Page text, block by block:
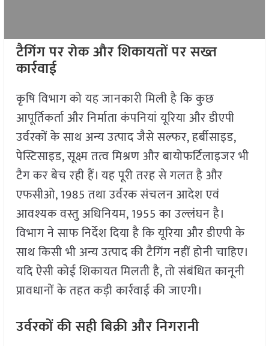
टैगिंग पर रोक और शिकायतों पर सख्त
कार्रवाई
कृषि विभाग को यह जानकारी मिली है कि कुछ
आपूर्तिकर्ता और निर्माता कंपनियां यूरिया और डीएपी
उर्वरकों के साथ अन्य उत्पाद जैसे सल्फर, हर्बीसाइड,
पेस्टिसाइड, सूक्ष्म तत्व मिश्रण और बायोफर्टिलाइजर भी
टैग कर बेच रही हैं। यह पूरी तरह से गलत है और
एफसीओ, 1985 तथा उर्वरक संचलन आदेश एवं
आवश्यक वस्तु अधिनियम, 1955 का उल्लंघन है।
विभाग ने साफ निर्देश दिया है कि यूरिया और डीएपी के
साथ किसी भी अन्य उत्पाद की टैगिंग नहीं होनी चाहिए।
यदि ऐसी कोई शिकायत मिलती है, तो संबंधित कानूनी
प्रावधानों के तहत कड़ी कार्रवाई की जाएगी।
उर्वरकों की सही बिक्री और निगरानी